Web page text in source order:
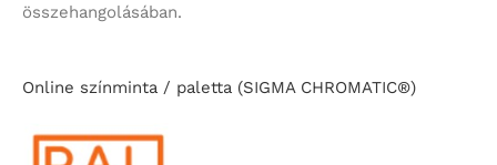
összehangolásában.
Online színminta / paletta (SIGMA CHROMATIC®)